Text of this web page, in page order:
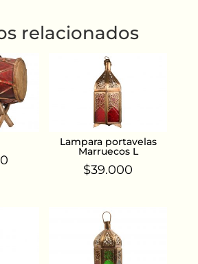
relacionados
Lampara portavelas
Marruecos L
$39.000